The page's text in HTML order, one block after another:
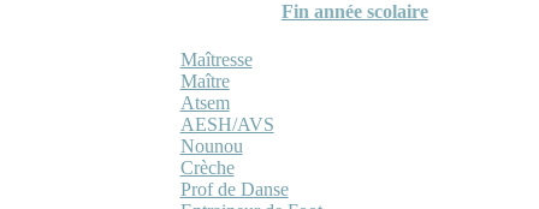
Fin année scolaire
Maîtresse
Maître
Atsem
AESH/AVS
Nounou
Crèche
Prof de Danse